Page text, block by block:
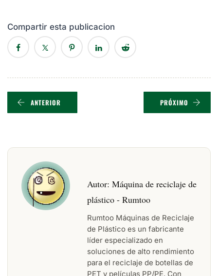
Compartir esta publicacion
ANTERIOR PRÓXIMO
Autor: Máquina de reciclaje de
plástico - Rumtoo
Rumtoo Máquinas de Reciclaje
de Plástico es un fabricante
líder especializado en
soluciones de alto rendimiento
para el reciclaje de botellas de
PET y películas PP/PE. Con